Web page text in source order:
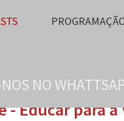
- Educar para